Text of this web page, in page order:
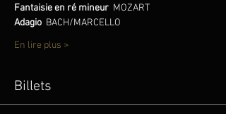
Fantaisie en ré mineur MOZART
Adagio BACH/MARCELLO
En lire plus >
Billets